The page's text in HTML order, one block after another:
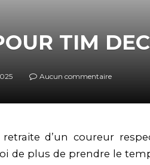
TIM
Aucun commentaire
d’un coureur
de plus de prendre le